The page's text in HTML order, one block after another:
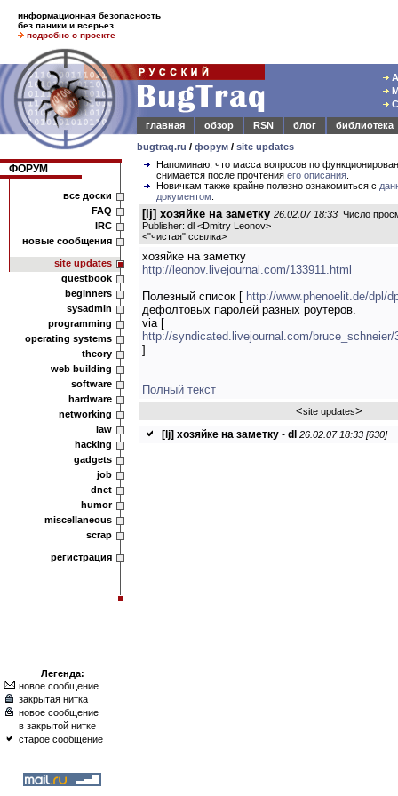
информационная безопасность
без паники и всерьез
подробно о проекте
главная
обзор RSN блог
библиотека
bugtraq.ru / форум / site updates
ФОРУМ
все доски
FAQ
IRC
новые сообщения
site updates
guestbook
beginners
sysadmin
programming
operating systems
theory
web building
software
hardware
networking
law
hacking
gadgets
job
dnet
humor
miscellaneous
scrap
регистрация
Легенда:
новое сообщение
закрытая нитка
новое сообщение
в закрытой нитке
старое сообщение
Напоминаю, что масса вопросов по
снимается после прочтения его описания
Новичкам также крайне полезно ознакомиться с
документом
[lj] хозяйке на заметку 26.02.07 18:33 Число
Publisher: dl <Dmitry Leonov>
<"чистая" ссылка>
хозяйке на заметку
http://leonov.livejournal.com/133911.html
Полезный список [ http://www.phenoelit.de/dpl/
дефолтовых паролей разных роутеров.
via [
http://syndicated.livejournal.com/bruce_schneier/
]
Полный текст
<site updates>
[lj] хозяйке на заметку - dl 26.02.07 18:33 [630]